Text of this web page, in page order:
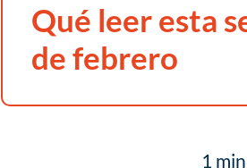
Qué leer esta
de febrero
1